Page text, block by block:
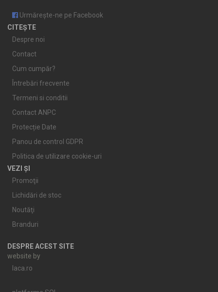
Urmărește-ne pe Facebook
CITEȘTE
Despre noi
Contact
Cum cumpăr?
Întrebări frecvente
Termeni si conditii
Contact ANPC
Protecție Date
Panou de control GDPR
Politica de utilizare cookie-uri
VEZI ȘI
Promoţii
Lichidări de stoc
Noutăţi
Branduri
DESPRE ACEST SITE
website by
laca.ro